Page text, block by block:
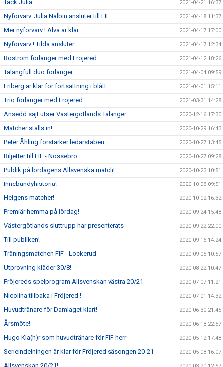
Tack Julia 2021-04-21 16:37
Nyförvärv. Julia Nalbin ansluter till FIF 2021-04-18 11:37
Mer nyförvärv ! Alva är klar 2021-04-17 17:00
Nyförvärv ! Tilda ansluter 2021-04-17 12:34
Boström förlänger med Fröjered 2021-04-12 18:26
Talangfull duo förlänger. 2021-04-04 09:59
Friberg är klar för fortsättning i blått. 2021-04-01 15:11
Trio förlänger med Fröjered 2021-03-31 14:28
Ansedd sajt utser Västergötlands Talanger 2020-12-16 17:30
Matcher ställs in! 2020-10-29 16:43
Peter Åhling förstärker ledarstaben 2020-10-27 13:45
Biljetter till FIF - Nossebro 2020-10-27 09:28
Publik på lördagens Allsvenska match! 2020-10-23 10:51
Innebandyhistoria! 2020-10-08 09:51
Helgens matcher! 2020-10-02 16:32
Premiär hemma på lördag! 2020-09-24 15:48
Västergötlands sluttrupp har presenterats 2020-09-22 22:00
Till publiken! 2020-09-16 14:24
Träningsmatchen FIF - Lockerud 2020-09-05 10:57
Utprovning kläder 30/8! 2020-08-22 10:47
Fröjereds spelprogram Allsvenskan västra 20/21 2020-07-07 11:21
Nicolina tillbaka i Fröjered ! 2020-07-01 14:32
Huvudtränare för Damlaget klart! 2020-06-30 21:45
Årsmöte! 2020-06-18 22:57
Hugo Kla(h)r som huvudtränare för FIF-herr 2020-05-12 17:48
Serieindelningen är klar för Fröjered säsongen 20-21 2020-05-08 16:07
Allsvenskan 20/21!